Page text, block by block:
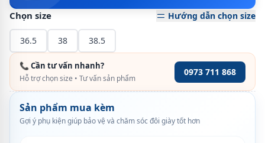
Chọn size Hướng dẫn chọn size
36.5 38 38.5
📞 Cần tư vấn nhanh?
Hỗ trợ chọn size • Tư vấn sản phẩm
0973 711 868
Sản phẩm mua kèm
Gợi ý phụ kiện giúp bảo vệ và chăm sóc đôi giày tốt hơn